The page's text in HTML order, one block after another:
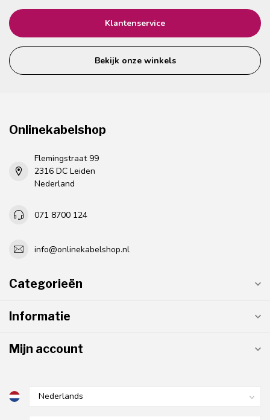
Klantenservice
Bekijk onze winkels
Onlinekabelshop
Flemingstraat 99
2316 DC Leiden
Nederland
071 8700 124
info@onlinekabelshop.nl
Categorieën
Informatie
Mijn account